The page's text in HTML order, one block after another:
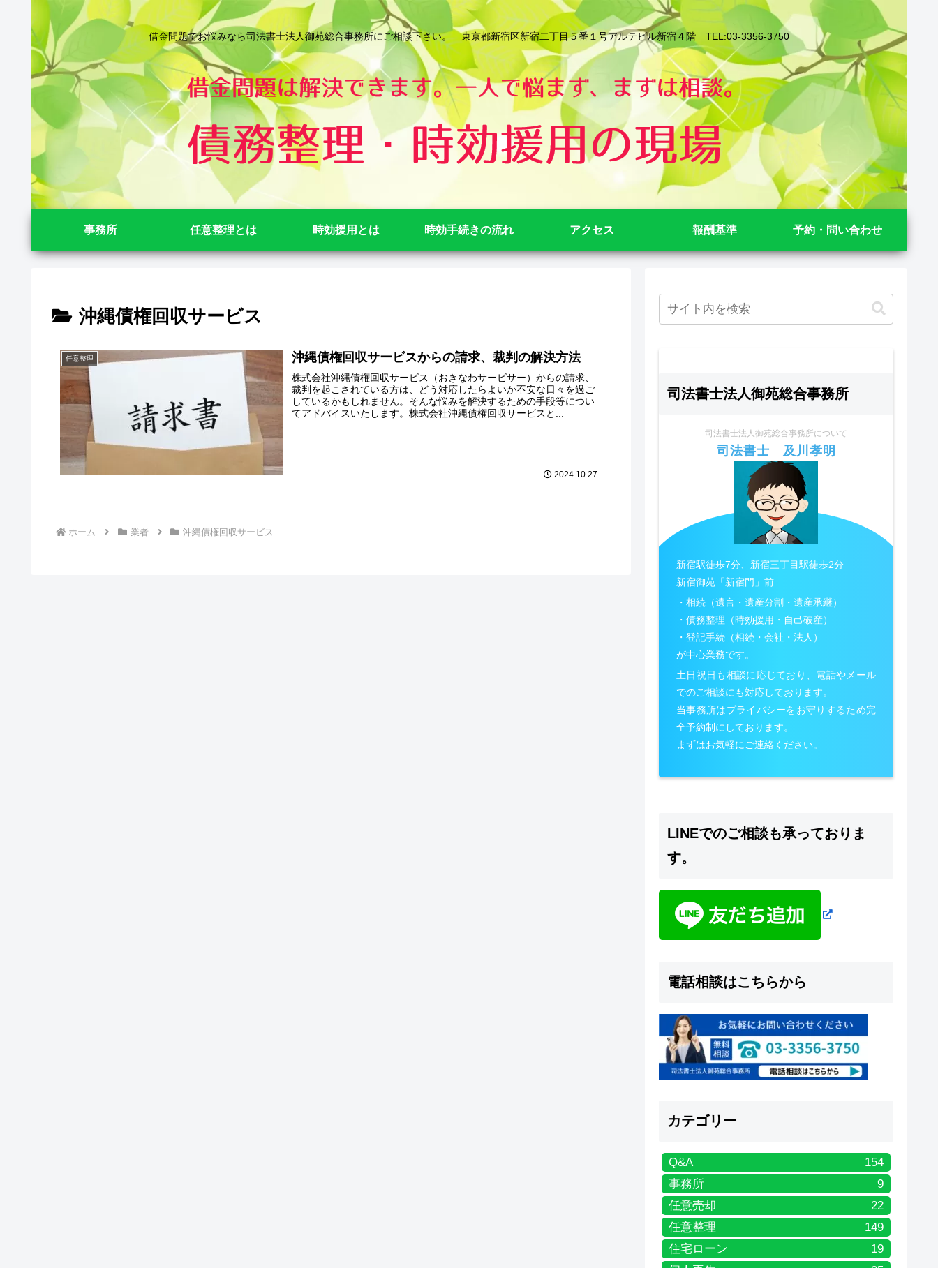
借金問題でお悩みなら司法書士法人御苑総合事務所にご相談下さい。 東京都新宿区新宿二丁目５番１号アルテビル新宿４階 TEL:03-3356-3750
事務所 任意整理とは 時効援用とは 時効手続きの流れ アクセス 報酬基準 予約・問い合わせ
沖縄債権回収サービス
任意整理 沖縄債権回収サービスからの請求、裁判の解決方法
株式会社沖縄債権回収サービス（おきなわサービサー）からの請求、
裁判を起こされている方は、どう対応したらよいか不安な日々を過ご
しているかもしれません。そんな悩みを解決するための手段等につい
てアドバイスいたします。株式会社沖縄債権回収サービスと...
2024.10.27
ホーム 業者 沖縄債権回収サービス
司法書士法人御苑総合事務所
司法書士法人御苑総合事務所について
司法書士 及川孝明
新宿駅徒歩7分、新宿三丁目駅徒歩2分
新宿御苑「新宿門」前
・相続（遺言・遺産分割・遺産承継）
・債務整理（時効援用・自己破産）
・登記手続（相続・会社・法人）
が中心業務です。
土日祝日も相談に応じており、電話やメール
でのご相談にも対応しております。
当事務所はプライバシーをお守りするため完
全予約制にしております。
まずはお気軽にご連絡ください。
LINEでのご相談も承っておりま
す。
電話相談はこちらから
カテゴリー
Q&A
154
事務所
9
任意売却
22
任意整理
149
住宅ローン
19